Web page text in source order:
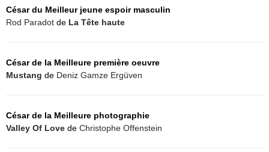
César du Meilleur jeune espoir masculin
Rod Paradot de La Tête haute
César de la Meilleure première oeuvre
Mustang de Deniz Gamze Ergüven
César de la Meilleure photographie
Valley Of Love de Christophe Offenstein